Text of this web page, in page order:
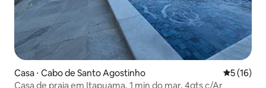
Casa ⋅ Cabo de Santo Agostinho 5 de uma
5 (16)
Casa de praia em Itapuama, 1 min do mar, 4qts c/Ar